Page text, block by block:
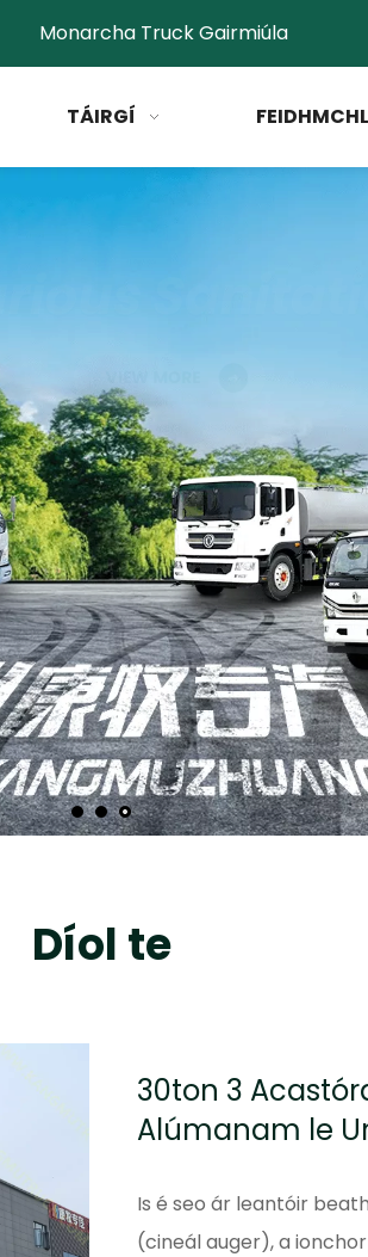
Monarcha Truck Gairmiúla
TÁIRGÍ
Díol te
30ton 3
Alúmanam le
Is é seo ár leantóir
(cineál auger), a